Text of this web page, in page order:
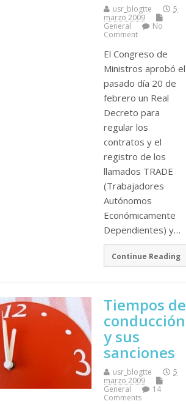
usr_blogtte
5
marzo 2009
General
No
Comment
El Congreso de
Ministros aprobó el
pasado dí­a 20 de
febrero un Real
Decreto para
regular los
contratos y el
registro de los
llamados TRADE
(Trabajadores
Autónomos
Económicamente
Dependientes) y…
Continue Reading
Tiempos de
conducción
y sus
sanciones
usr_blogtte
5
marzo 2009
General
14
Comments